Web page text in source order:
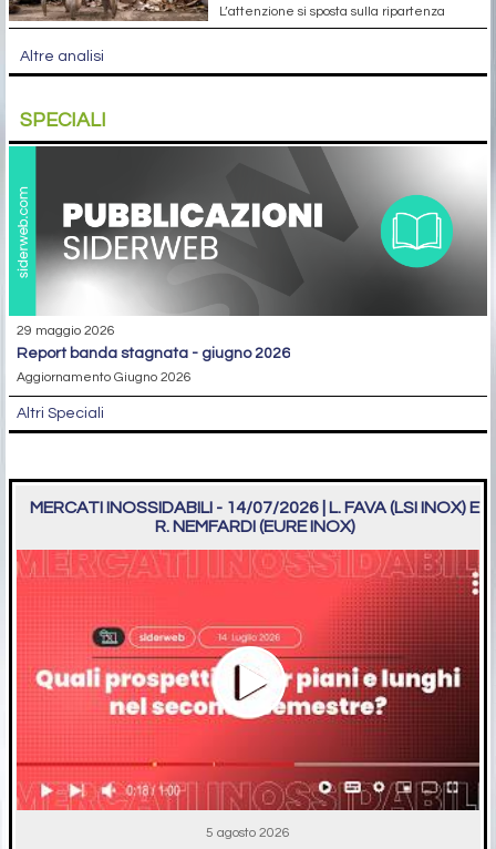
L’attenzione si sposta sulla ripartenza
Altre analisi
SPECIALI
29 maggio 2026
report banda stagnata - giugno 2026
Aggiornamento Giugno 2026
Altri Speciali
MERCATI INOSSIDABILI - 14/07/2026 | L. FAVA (LSI INOX) E
R. NEMFARDI (EURE INOX)
5 agosto 2026